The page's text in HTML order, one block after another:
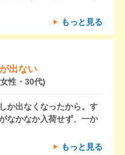
もっと見る
出ない
性・30代)
か出なくなったから。す
なかなか入荷せず、一か
もっと見る